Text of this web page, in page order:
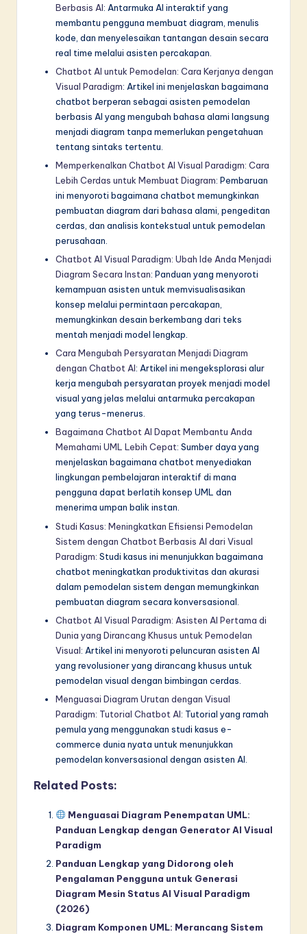
Berbasis AI: Antarmuka AI interaktif yang
membantu pengguna membuat diagram, menulis
kode, dan menyelesaikan tantangan desain secara
real time melalui asisten percakapan.
Chatbot AI untuk Pemodelan: Cara Kerjanya dengan
Visual Paradigm: Artikel ini menjelaskan bagaimana
chatbot berperan sebagai asisten pemodelan
berbasis AI yang mengubah bahasa alami langsung
menjadi diagram tanpa memerlukan pengetahuan
tentang sintaks tertentu.
Memperkenalkan Chatbot AI Visual Paradigm: Cara
Lebih Cerdas untuk Membuat Diagram: Pembaruan
ini menyoroti bagaimana chatbot memungkinkan
pembuatan diagram dari bahasa alami, pengeditan
cerdas, dan analisis kontekstual untuk pemodelan
perusahaan.
Chatbot AI Visual Paradigm: Ubah Ide Anda Menjadi
Diagram Secara Instan: Panduan yang menyoroti
kemampuan asisten untuk memvisualisasikan
konsep melalui permintaan percakapan,
memungkinkan desain berkembang dari teks
mentah menjadi model lengkap.
Cara Mengubah Persyaratan Menjadi Diagram
dengan Chatbot AI: Artikel ini mengeksplorasi alur
kerja mengubah persyaratan proyek menjadi model
visual yang jelas melalui antarmuka percakapan
yang terus-menerus.
Bagaimana Chatbot AI Dapat Membantu Anda
Memahami UML Lebih Cepat: Sumber daya yang
menjelaskan bagaimana chatbot menyediakan
lingkungan pembelajaran interaktif di mana
pengguna dapat berlatih konsep UML dan
menerima umpan balik instan.
Studi Kasus: Meningkatkan Efisiensi Pemodelan
Sistem dengan Chatbot Berbasis AI dari Visual
Paradigm: Studi kasus ini menunjukkan bagaimana
chatbot meningkatkan produktivitas dan akurasi
dalam pemodelan sistem dengan memungkinkan
pembuatan diagram secara konversasional.
Chatbot AI Visual Paradigm: Asisten AI Pertama di
Dunia yang Dirancang Khusus untuk Pemodelan
Visual: Artikel ini menyoroti peluncuran asisten AI
yang revolusioner yang dirancang khusus untuk
pemodelan visual dengan bimbingan cerdas.
Menguasai Diagram Urutan dengan Visual
Paradigm: Tutorial Chatbot AI: Tutorial yang ramah
pemula yang menggunakan studi kasus e-
commerce dunia nyata untuk menunjukkan
pemodelan konversasional dengan asisten AI.
Related Posts:
Menguasai Diagram Penempatan UML:
Panduan Lengkap dengan Generator AI Visual
Paradigm
Panduan Lengkap yang Didorong oleh
Pengalaman Pengguna untuk Generasi
Diagram Mesin Status AI Visual Paradigm
(2026)
Diagram Komponen UML: Merancang Sistem